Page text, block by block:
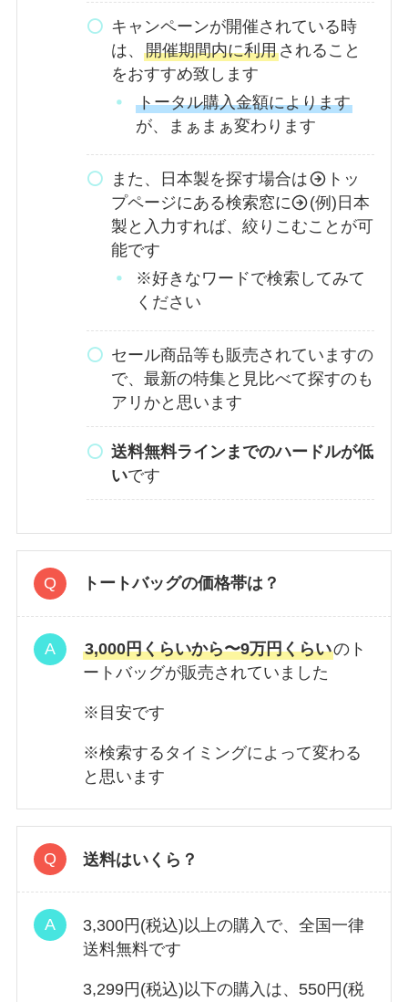
キャンペーンが開催されている時
は、 開催期間内に利用されること
をおすすめ致します
トータル購入金額によります
が、まぁまぁ変わります
また、日本製を探す場合は
トッ
プページにある検索窓に
(例)日本
製と入力すれば、絞りこむことが可
能です
※好きなワードで検索してみて
ください
セール商品等も販売されていますの
で、最新の特集と見比べて探すのも
アリかと思います
送料無料ラインまでのハードルが低
いです
トートバッグの価格帯は？
3,000円くらいから〜9万円くらいのト
ートバッグが販売されていました
※目安です
※検索するタイミングによって変わる
と思います
送料はいくら？
3,300円(税込)以上の購入で、全国一律
送料無料です
3,299円(税込)以下の購入は、550円(税